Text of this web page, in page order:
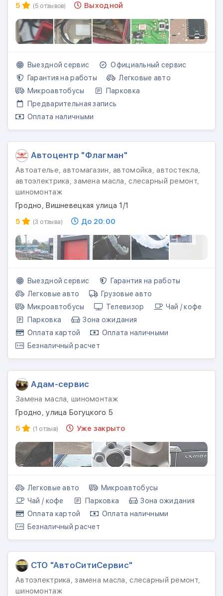
5
(5 отзывов) Выходной
Выездной сервис
Официальный сервис
Гарантия на работы
Легковые авто
Микроавтобусы
Парковка
Предварительная запись
Оплата наличными
Автоцентр "Флагман"
Автоателье, автомагазин, автомойка, автостекла,
автоэлектрика, замена масла, слесарный ремонт,
шиномонтаж
Гродно, Вишневецкая улица 1/1
5
(3 отзыва) До 20:00
Выездной сервис
Гарантия на работы
Легковые авто
Грузовые авто
Микроавтобусы
Телевизор
Чай / кофе
Парковка
Зона ожидания
Оплата картой
Оплата наличными
Безналичный расчет
Адам-сервис
Замена масла, шиномонтаж
Гродно, улица Богуцкого 5
5
(1 отзыв) Уже закрыто
Легковые авто
Микроавтобусы
Чай / кофе
Парковка
Зона ожидания
Оплата картой
Оплата наличными
Безналичный расчет
СТО "АвтоСитиСервис"
Автоэлектрика, замена масла, слесарный ремонт,
шиномонтаж